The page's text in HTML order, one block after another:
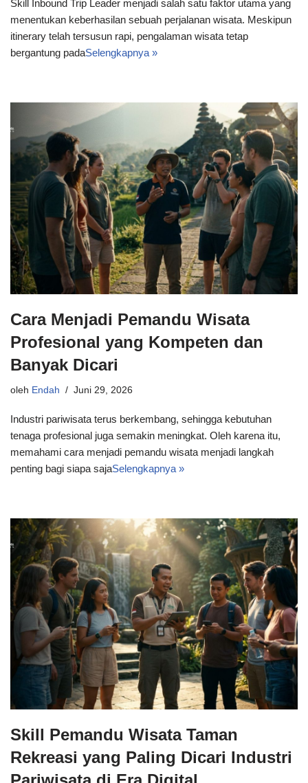
Skill Inbound Trip Leader menjadi salah satu faktor utama yang
menentukan keberhasilan sebuah perjalanan wisata. Meskipun
itinerary telah tersusun rapi, pengalaman wisata tetap
bergantung padaSelengkapnya »
Cara Menjadi Pemandu Wisata
Profesional yang Kompeten dan
Banyak Dicari
oleh Endah Juni 29, 2026
Industri pariwisata terus berkembang, sehingga kebutuhan
tenaga profesional juga semakin meningkat. Oleh karena itu,
memahami cara menjadi pemandu wisata menjadi langkah
penting bagi siapa sajaSelengkapnya »
Skill Pemandu Wisata Taman
Rekreasi yang Paling Dicari Industri